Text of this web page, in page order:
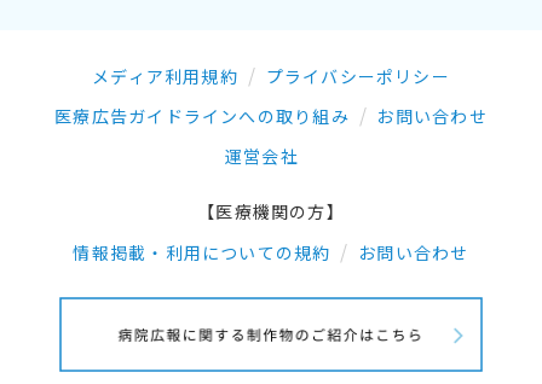
メディア利用規約
プライバシーポリシー
医療広告ガイドラインへの取り組み
お問い合わせ
運営会社
【医療機関の方】
情報掲載・利用についての規約
お問い合わせ